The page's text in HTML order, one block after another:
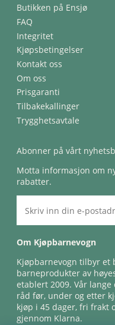
Butikken på Ensjø
FAQ
Integritet
Kjøpsbetingelser
Kontakt oss
Om oss
Prisgaranti
Tilbakekallinger
Trygghetsavtale
Abonner på vårt
Motta informasjon om
rabatter.
Om Kjøpbarnevogn
Kjøpbarnevogn tilbyr et
barneprodukter av
etablert 2009. Vår
råd før, under og etter
kjøp i 45 dager, fri frakt
gjennom Klarna.